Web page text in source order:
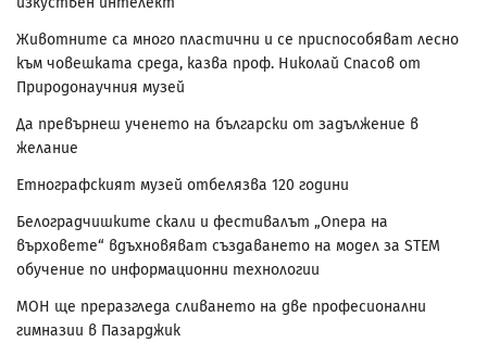
Животните са много пластични и се приспособяват лесно
към човешката среда, казва проф. Николай Спасов от
Природонаучния музей
Да превърнеш ученето на български от задължение в
желание
Етнографският музей отбелязва 120 години
Белоградчишките скали и фестивалът „Опера на
върховете“ вдъхновяват създаването на модел за STEM
обучение по информационни технологии
МОН ще преразгледа сливането на две професионални
гимназии в Пазарджик